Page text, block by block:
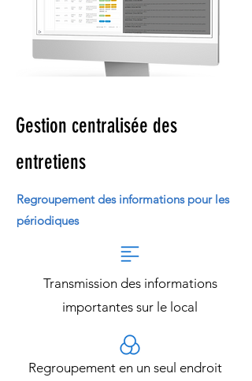
Gestion centralisée des
entretiens
Regroupement des informations pour les
périodiques
Transmission des informations
importantes sur le local
Regroupement en un seul endroit